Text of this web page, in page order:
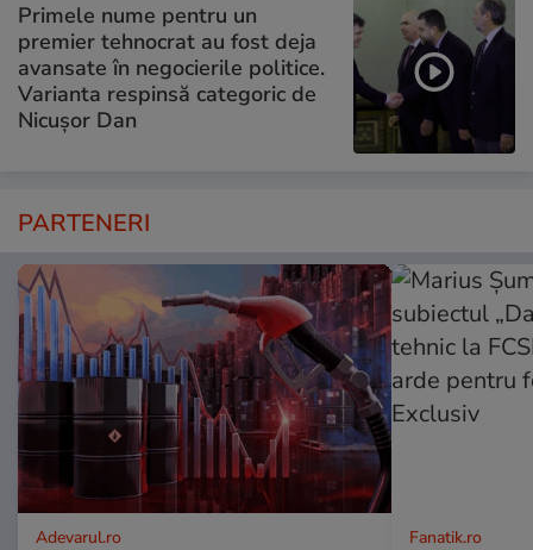
Primele nume pentru un
premier tehnocrat au fost deja
avansate în negocierile politice.
Varianta respinsă categoric de
Nicușor Dan
PARTENERI
Adevarul.ro Fanatik.ro